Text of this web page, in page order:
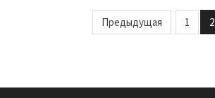
Предыдущая 1 2